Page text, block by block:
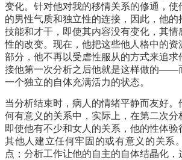
变化。针对他对我的移情关系的修通，使
的男性气质和独立性的连接，因此，他的
技能和才干，即使其内容没有变化，其情
性的改变。现在，他把这些他人格中的资
部分，他不再以受虐性服从的方式来追
接他第一次分析之后他就是这样做的——
一个独立的自体充满活力的状态。
当分析结束时，病人的情绪平静而友好
何有意义的关系中，实际上，在第二次分
即使他有不少和女人的关系，他的性体验
其他人建立任何牢固的或有意义的关系
点；分析工作让他的自主的自体结晶化